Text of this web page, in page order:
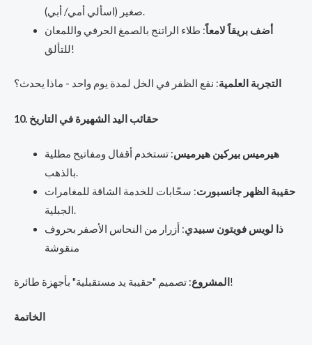
صغير (اسألي أمي/ أبي).
أضف بريقاً لامعاً: طلاء الراتنج بالصمغ الحرفي واللمعان
للتألق!
التجربة العلمية: نقع الظفر في الخل لمدة يوم واحد - ماذا يحدث؟
10. حقائب اليد الشهيرة في التاريخ
هيرميس بيركين هيرميس: تستخدم أقفال ومفاتيح مطلية
بالذهب.
حقيبة الظهر جانسبورت: سحّابات للخدمة الشاقة للمغامرات
الجبلية.
ذا لويس فويتون سبيدي: أزرار من النحاس الأصفر بحروف
منقوشة
المشروع : تصميم "حقيبة يد مستقبلية" بأجهزة طائرة!
الخاتمة